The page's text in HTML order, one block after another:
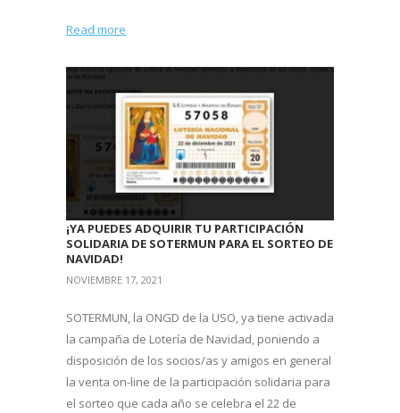
Read more
¡YA PUEDES ADQUIRIR TU PARTICIPACIÓN
SOLIDARIA DE SOTERMUN PARA EL SORTEO DE
NAVIDAD!
NOVIEMBRE 17, 2021
SOTERMUN, la ONGD de la USO, ya tiene activada
la campaña de Lotería de Navidad, poniendo a
disposición de los socios/as y amigos en general
la venta on-line de la participación solidaria para
el sorteo que cada año se celebra el 22 de